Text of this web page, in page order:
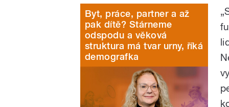
Byt, práce, partner a až
pak dítě? Stárneme
odspodu a věková
struktura má tvar urny, říká
demografka